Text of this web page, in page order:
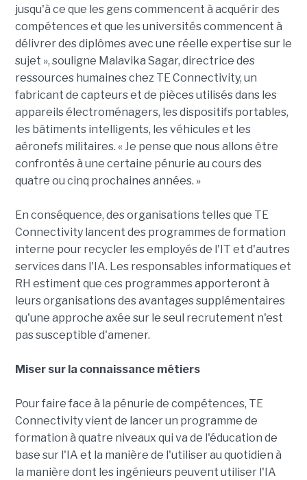
jusqu'à ce que les gens commencent à acquérir des
compétences et que les universités commencent à
délivrer des diplômes avec une réelle expertise sur le
sujet », souligne Malavika Sagar, directrice des
ressources humaines chez TE Connectivity, un
fabricant de capteurs et de pièces utilisés dans les
appareils électroménagers, les dispositifs portables,
les bâtiments intelligents, les véhicules et les
aéronefs militaires. « Je pense que nous allons être
confrontés à une certaine pénurie au cours des
quatre ou cinq prochaines années. »
En conséquence, des organisations telles que TE
Connectivity lancent des programmes de formation
interne pour recycler les employés de l'IT et d'autres
services dans l'IA. Les responsables informatiques et
RH estiment que ces programmes apporteront à
leurs organisations des avantages supplémentaires
qu'une approche axée sur le seul recrutement n'est
pas susceptible d'amener.
Miser sur la connaissance métiers
Pour faire face à la pénurie de compétences, TE
Connectivity vient de lancer un programme de
formation à quatre niveaux qui va de l'éducation de
base sur l'IA et la manière de l'utiliser au quotidien à
la manière dont les ingénieurs peuvent utiliser l'IA